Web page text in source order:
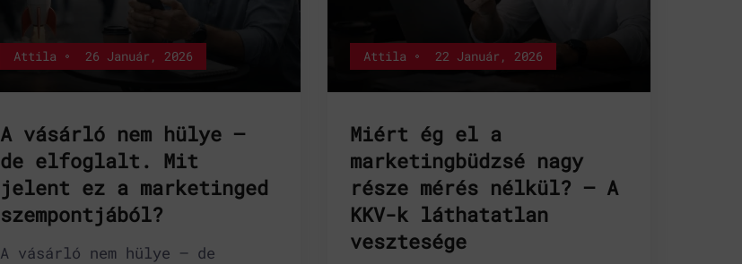
Attila 26 Január, 2026
A vásárló nem hülye –
de elfoglalt. Mit
jelent ez a marketinged
szempontjából?
A vásárló nem hülye – de
Attila 22 Január, 2026
Miért ég el a
marketingbüdzsé nagy
része mérés nélkül? – A
KKV-k láthatatlan
vesztesége